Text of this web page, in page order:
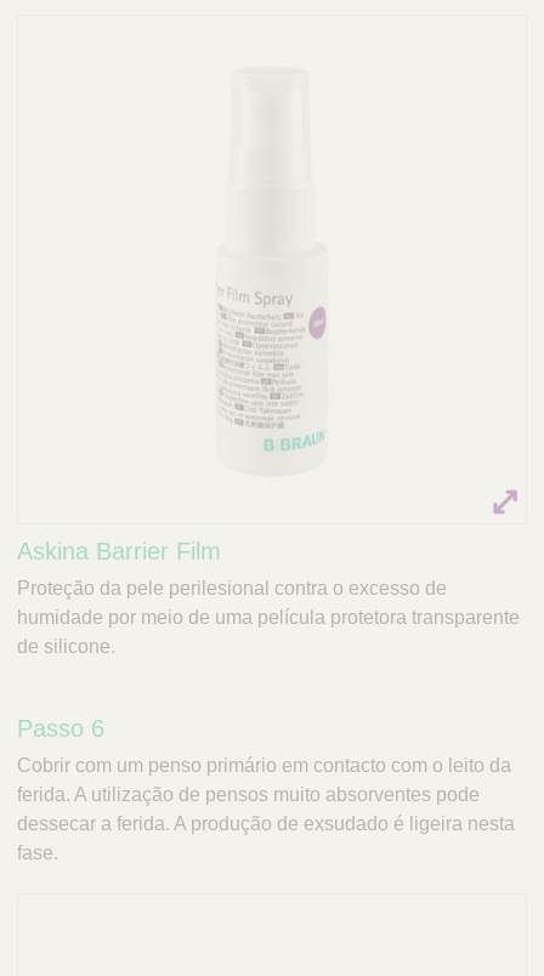
Askina Barrier Film
Proteção da pele perilesional contra o excesso de
humidade por meio de uma película protetora transparente
de silicone.
Passo 6
Cobrir com um penso primário em contacto com o leito da
ferida. A utilização de pensos muito absorventes pode
dessecar a ferida. A produção de exsudado é ligeira nesta
fase.